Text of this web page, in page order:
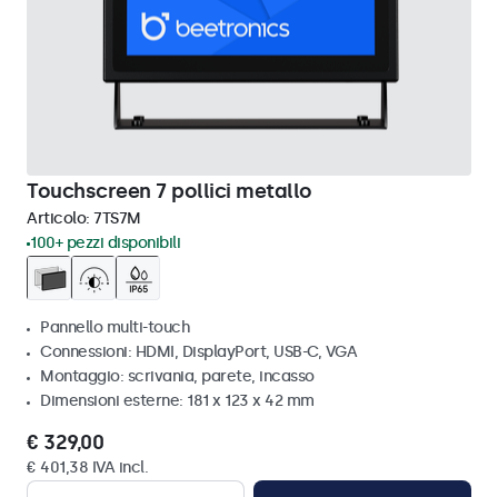
Touchscreen 7 pollici metallo
Articolo: 7TS7M
100+ pezzi disponibili
Pannello multi-touch
Connessioni: HDMI, DisplayPort, USB-C, VGA
Montaggio: scrivania, parete, incasso
Dimensioni esterne: 181 x 123 x 42 mm
€ 329,00
€ 401,38 IVA incl.